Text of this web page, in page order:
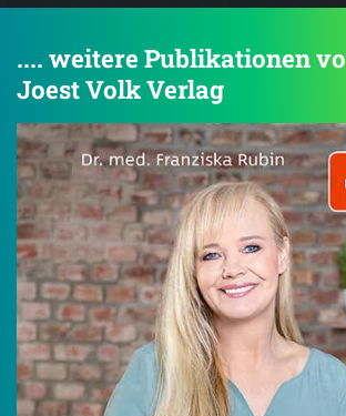
.... weitere Publikationen
Joest Volk Verlag